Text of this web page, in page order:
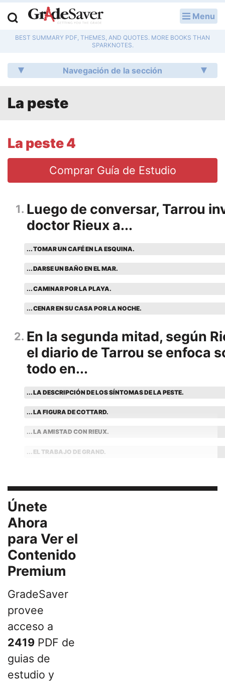
Menu
BEST SUMMARY PDF, THEMES, AND QUOTES. MORE BOOKS THAN
SPARKNOTES.
Navegación de la sección
La peste
La peste 4
Comprar Guía de Estudio
1 Luego de conversar, Tarrou
doctor Rieux a...
... TOMAR UN CAFÉ EN LA ESQUINA.
... DARSE UN BAÑO EN EL MAR.
... CAMINAR POR LA PLAYA.
... CENAR EN SU CASA POR LA NOCHE.
2 En la segunda mitad, según
el diario de Tarrou se enfoca
todo en...
... LA DESCRIPCIÓN DE LOS SÍNTOMAS DE LA PESTE.
... LA FIGURA DE COTTARD.
... LA AMISTAD CON RIEUX.
... EL TRABAJO DE GRAND.
Únete
Ahora
para Ver el
Contenido
Premium
GradeSaver
provee
acceso a
2419 PDF de
guias de
estudio y
Guías de Estudio
P & R
Ensayos Universitarios
Ayuda al Escribir